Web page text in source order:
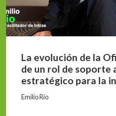
La evolución de la
de un rol de soporte
estratégico para la
Emilio Río